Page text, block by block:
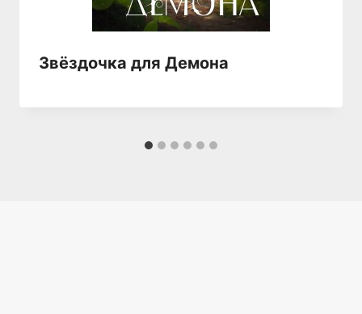
Звёздочка для Демона